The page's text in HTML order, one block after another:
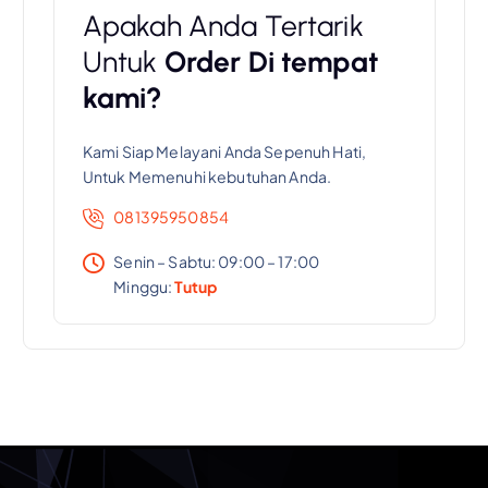
Apakah Anda Tertarik
Untuk Order Di tempat
kami?
Kami Siap Melayani Anda Sepenuh Hati,
Untuk Memenuhi kebutuhan Anda.
081395950854
Senin – Sabtu: 09:00 – 17:00
Minggu:Tutup